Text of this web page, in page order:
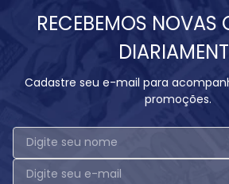
RECEBEMOS NOVAS
Cadastre seu e-mail para
promoções.